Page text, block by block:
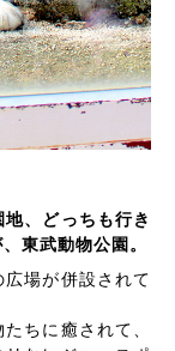
地、どっちも行き
東武動物公園。
場が併設されて
ちに癒されて、